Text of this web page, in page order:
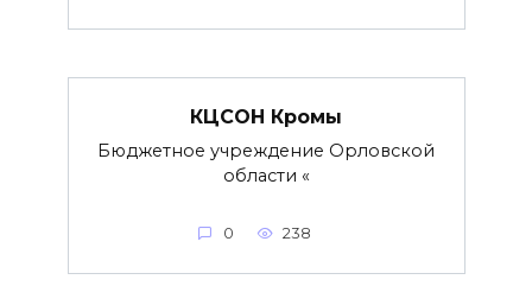
КЦСОН Кромы
Бюджетное учреждение Орловской
области «
0 238